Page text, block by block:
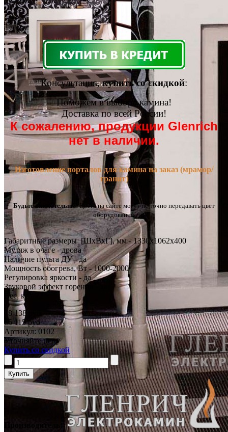
Консультация,купить со скидкой:
Поможем в выборе камина!
Доставка по всей России!
К сожалению, продукции Glenrich
нет в наличии.
Изготовление порталов для камина на заказ (мрамор/
гранит)
Будьте внимательны!Цвета на сайте могут не точно передавать цвет
оборудования.
Габаритные размеры [ШxВxГ], мм - 1330x1062x400
Муляж в очаге - дрова
Наличие пульта ДУ - да
Мощность обогрева, Вт - 1000-2000
Регулировка яркости - да
Звуковой эффект горения - да
Вес, кг - 72
78 138 руб
65 115 руб
Артикул: 0102
Уточняйте цену
Купить со скидкой